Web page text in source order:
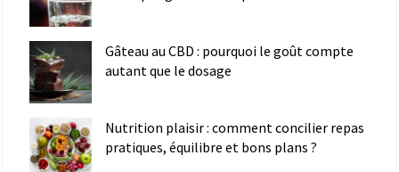
Gâteau au CBD : pourquoi le goût compte
autant que le dosage
Nutrition plaisir : comment concilier repas
pratiques, équilibre et bons plans ?